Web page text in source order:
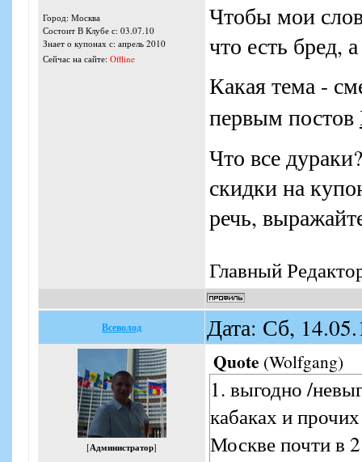
Город: Москва
Состоит В Клубе с: 03.07.10
Знает о купонах с: апрель 2010
Сейчас на сайте: Offline
Чтобы мои
что есть бред,
Какая тема -
первым постов
Что все
скидки на
речь,
Главный
Всеволод Дата: Сб,
[Администратор]
Quote (Wolfgang)
1. выгодно /
кабаках и
Москве почти в